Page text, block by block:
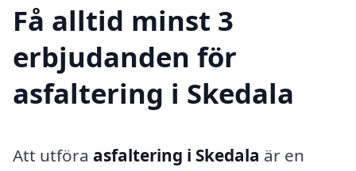
Få alltid minst 3
erbjudanden för
asfaltering i Skedala
Att utföra asfaltering i Skedala är en